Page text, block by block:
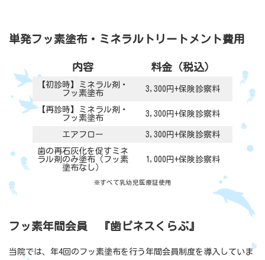
単発フッ素塗布・ミネラルトリートメント費用
内容 料金（税込）
【初診時】ミネラル剤・
フッ素塗布
3,300円+保険診察料
【再診時】ミネラル剤・
フッ素塗布
3,300円+保険診察料
エアフロー
3,300円+保険診察料
歯の再石灰化を促すミネ
ラル剤のみ塗布（フッ素
塗布なし）
1,000円+保険診察料
※すべて乳幼児医療証使用
フッ素年間会員 『歯ピネスくらぶ』
当院では、年4回のフッ素塗布を行う年間会員制度を導入していま